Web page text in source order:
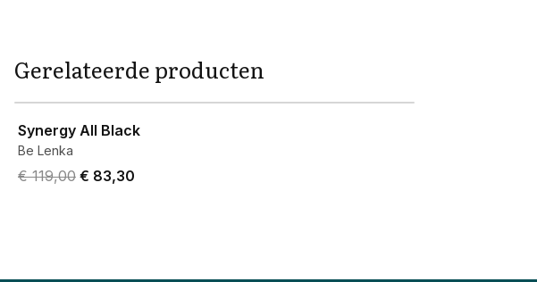
Gerelateerde producten
Synergy All Black
Be Lenka
Original price was € 119,00.
€ 119,00 Current price is € 83,30.
€ 83,30